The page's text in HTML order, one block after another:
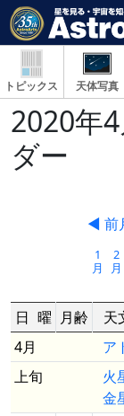
トピックス 天体写真
2020年
ダー
◀ 前
1
月
2
月
日 曜 月齢 天
4月
ア
上旬
火
金